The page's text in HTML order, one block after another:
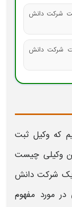
وکیل ثبت شرکت دانش
ثبت شرکت دانش
که وکیل ثبت
وکیلی چیست
یک شرکت دانش
مورد مفهوم